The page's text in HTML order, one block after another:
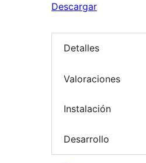
Descargar
Detalles
Valoraciones
Instalación
Desarrollo